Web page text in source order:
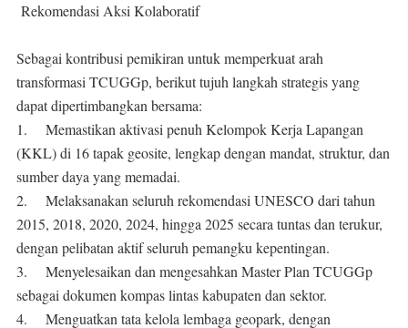
Rekomendasi Aksi Kolaboratif
Sebagai kontribusi pemikiran untuk memperkuat arah
transformasi TCUGGp, berikut tujuh langkah strategis yang
dapat dipertimbangkan bersama:
1.
Memastikan aktivasi penuh Kelompok Kerja Lapangan
(KKL) di 16 tapak geosite, lengkap dengan mandat, struktur, dan
sumber daya yang memadai.
2.
Melaksanakan seluruh rekomendasi UNESCO dari tahun
2015, 2018, 2020, 2024, hingga 2025 secara tuntas dan terukur,
dengan pelibatan aktif seluruh pemangku kepentingan.
3.
Menyelesaikan dan mengesahkan Master Plan TCUGGp
sebagai dokumen kompas lintas kabupaten dan sektor.
4.
Menguatkan tata kelola lembaga geopark, dengan